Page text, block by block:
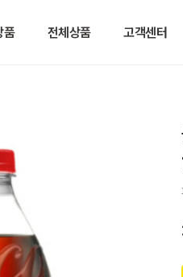
품 전체상품 고객센터